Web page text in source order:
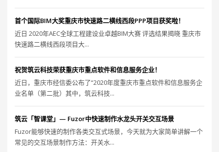
首个国际BIM大奖重庆市快速路二横线西段PPP项目获奖啦！
近日 2020年AEC全球工程建设业卓越BIM大赛 评选结果揭晓 重庆市
快速路二横线西段项目大...
祝贺筑云科技荣获重庆市重点软件和信息服务企业！
近日，重庆市经信委公布了“2020年度重庆市重点软件和信息服务企
业名单（第二批）其中，筑云科技...
筑云「智课堂」— Fuzor中快速制作水龙头开关交互场景
Fuzor能够快速的制作各类交互式场景，今天就为大家简单讲解一个
常见的交互场景制作方法：开关水...